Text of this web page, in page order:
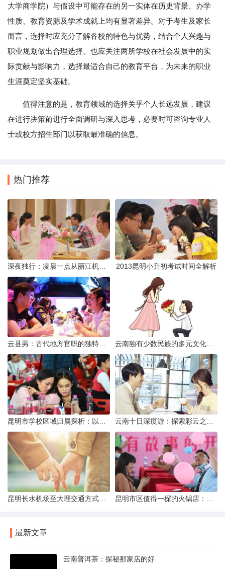
大学商学院）与假设中可能存在的另一实体在历史背景、办学
性质、教育资源及学术成就上均有显著差异。对于考生及家长
而言，选择时应充分了解各校的特色与优势，结合个人兴趣与
职业规划做出合理选择。也应关注两所学校在社会发展中的实
际贡献与影响力，选择最适合自己的教育平台，为未来的职业
生涯奠定坚实基础。
值得注意的是，教育领域的选择关乎个人长远发展，建议
在进行决策前进行全面调研与深入思考，必要时可咨询专业人
士或校方招生部门以获取最准确的信息。
热门推荐
2013昆明小升初考试时间全解析
最新文章
云南普洱茶：探秘那家店的好